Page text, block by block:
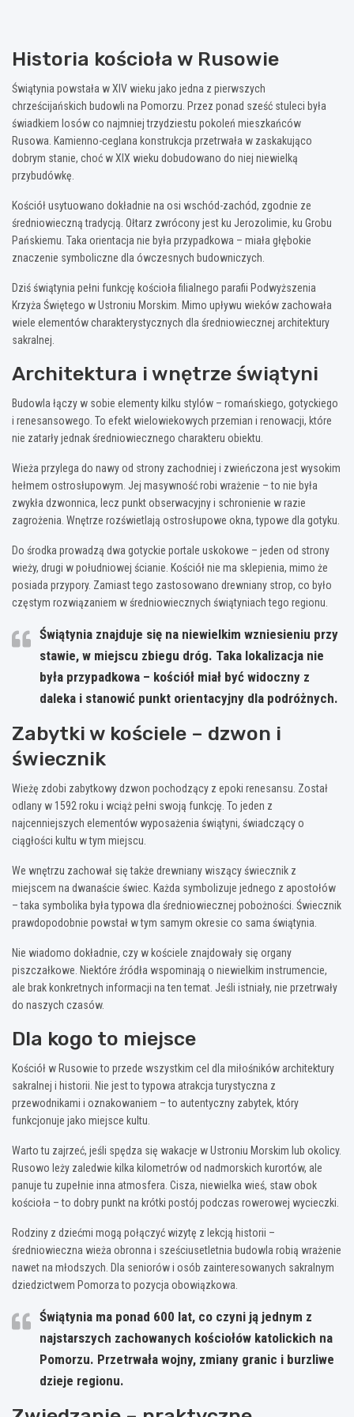
Historia kościoła w Rusowie
Świątynia powstała w XIV wieku jako jedna z pierwszych
chrześcijańskich budowli na Pomorzu. Przez ponad sześć stuleci była
świadkiem losów co najmniej trzydziestu pokoleń mieszkańców
Rusowa. Kamienno-ceglana konstrukcja przetrwała w zaskakująco
dobrym stanie, choć w XIX wieku dobudowano do niej niewielką
przybudówkę.
Kościół usytuowano dokładnie na osi wschód-zachód, zgodnie ze
średniowieczną tradycją. Ołtarz zwrócony jest ku Jerozolimie, ku Grobu
Pańskiemu. Taka orientacja nie była przypadkowa – miała głębokie
znaczenie symboliczne dla ówczesnych budowniczych.
Dziś świątynia pełni funkcję kościoła filialnego parafii Podwyższenia
Krzyża Świętego w Ustroniu Morskim. Mimo upływu wieków zachowała
wiele elementów charakterystycznych dla średniowiecznej architektury
sakralnej.
Architektura i wnętrze świątyni
Budowla łączy w sobie elementy kilku stylów – romańskiego, gotyckiego
i renesansowego. To efekt wielowiekowych przemian i renowacji, które
nie zatarły jednak średniowiecznego charakteru obiektu.
Wieża przylega do nawy od strony zachodniej i zwieńczona jest wysokim
hełmem ostrosłupowym. Jej masywność robi wrażenie – to nie była
zwykła dzwonnica, lecz punkt obserwacyjny i schronienie w razie
zagrożenia. Wnętrze rozświetlają ostrosłupowe okna, typowe dla gotyku.
Do środka prowadzą dwa gotyckie portale uskokowe – jeden od strony
wieży, drugi w południowej ścianie. Kościół nie ma sklepienia, mimo że
posiada przypory. Zamiast tego zastosowano drewniany strop, co było
częstym rozwiązaniem w średniowiecznych świątyniach tego regionu.
Świątynia znajduje się na niewielkim wzniesieniu przy
stawie, w miejscu zbiegu dróg. Taka lokalizacja nie
była przypadkowa – kościół miał być widoczny z
daleka i stanowić punkt orientacyjny dla podróżnych.
Zabytki w kościele – dzwon i
świecznik
Wieżę zdobi zabytkowy dzwon pochodzący z epoki renesansu. Został
odlany w 1592 roku i wciąż pełni swoją funkcję. To jeden z
najcenniejszych elementów wyposażenia świątyni, świadczący o
ciągłości kultu w tym miejscu.
We wnętrzu zachował się także drewniany wiszący świecznik z
miejscem na dwanaście świec. Każda symbolizuje jednego z apostołów
– taka symbolika była typowa dla średniowiecznej pobożności. Świecznik
prawdopodobnie powstał w tym samym okresie co sama świątynia.
Nie wiadomo dokładnie, czy w kościele znajdowały się organy
piszczałkowe. Niektóre źródła wspominają o niewielkim instrumencie,
ale brak konkretnych informacji na ten temat. Jeśli istniały, nie przetrwały
do naszych czasów.
Dla kogo to miejsce
Kościół w Rusowie to przede wszystkim cel dla miłośników architektury
sakralnej i historii. Nie jest to typowa atrakcja turystyczna z
przewodnikami i oznakowaniem – to autentyczny zabytek, który
funkcjonuje jako miejsce kultu.
Warto tu zajrzeć, jeśli spędza się wakacje w Ustroniu Morskim lub okolicy.
Rusowo leży zaledwie kilka kilometrów od nadmorskich kurortów, ale
panuje tu zupełnie inna atmosfera. Cisza, niewielka wieś, staw obok
kościoła – to dobry punkt na krótki postój podczas rowerowej wycieczki.
Rodziny z dziećmi mogą połączyć wizytę z lekcją historii –
średniowieczna wieża obronna i sześciusetletnia budowla robią wrażenie
nawet na młodszych. Dla seniorów i osób zainteresowanych sakralnym
dziedzictwem Pomorza to pozycja obowiązkowa.
Świątynia ma ponad 600 lat, co czyni ją jednym z
najstarszych zachowanych kościołów katolickich na
Pomorzu. Przetrwała wojny, zmiany granic i burzliwe
dzieje regionu.